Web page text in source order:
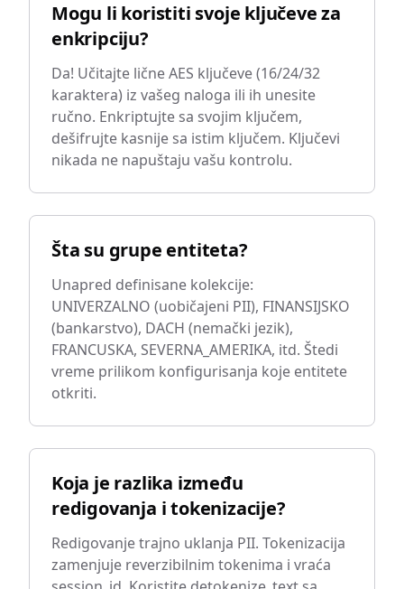
Mogu li koristiti svoje ključeve za
enkripciju?
Da! Učitajte lične AES ključeve (16/24/32
karaktera) iz vašeg naloga ili ih unesite
ručno. Enkriptujte sa svojim ključem,
dešifrujte kasnije sa istim ključem. Ključevi
nikada ne napuštaju vašu kontrolu.
Šta su grupe entiteta?
Unapred definisane kolekcije:
UNIVERZALNO (uobičajeni PII), FINANSIJSKO
(bankarstvo), DACH (nemački jezik),
FRANCUSKA, SEVERNA_AMERIKA, itd. Štedi
vreme prilikom konfigurisanja koje entitete
otkriti.
Koja je razlika između
redigovanja i tokenizacije?
Redigovanje trajno uklanja PII. Tokenizacija
zamenjuje reverzibilnim tokenima i vraća